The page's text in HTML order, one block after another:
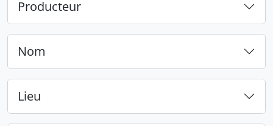
Producteur
Nom
Lieu